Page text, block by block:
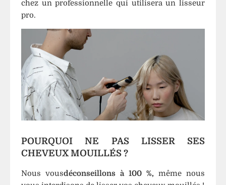
chez un professionnelle qui utilisera un lisseur
pro.
POURQUOI NE PAS LISSER SES
CHEVEUX MOUILLÉS ?
Nous vousdéconseillons à 100 %, même nous